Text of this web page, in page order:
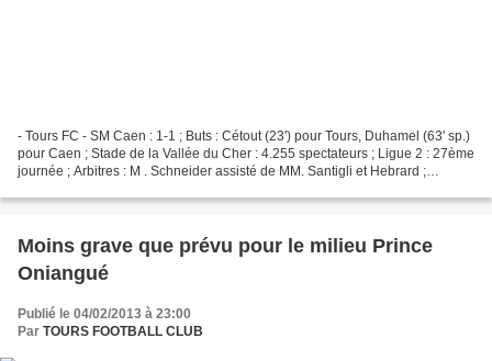
- Tours FC - SM Caen : 1-1 ; Buts : Cétout (23') pour Tours, Duhamel (63' sp.)
pour Caen ; Stade de la Vallée du Cher : 4.255 spectateurs ; Ligue 2 : 27ème
journée ; Arbitres : M . Schneider assisté de MM. Santigli et Hebrard ;
Moins grave que prévu pour le milieu Prince
Oniangué
Publié le 04/02/2013 à 23:00
Par TOURS FOOTBALL CLUB